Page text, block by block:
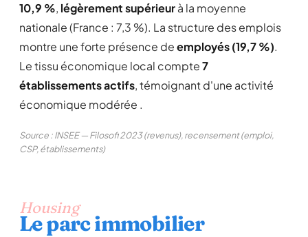
10,9 %, légèrement supérieurà la moyenne
nationale (France : 7,3 %). La structure des emplois
montre une forte présence deemployés (19,7 %).
Le tissu économique local compte7
établissements actifs, témoignant d'une activité
économique modérée .
Source : INSEE — Filosofi 2023 (revenus), recensement (emploi,
CSP, établissements)
Housing
Le parc immobilier